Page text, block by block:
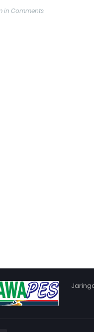
in Comments